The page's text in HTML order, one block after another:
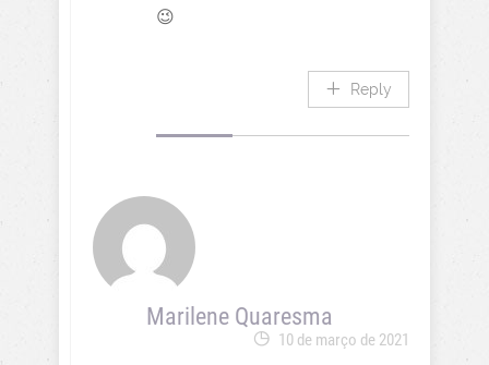
😉
Reply
Marilene Quaresma
10 de março de 2021